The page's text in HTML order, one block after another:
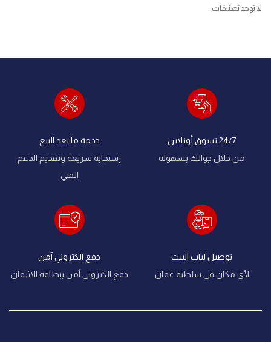
لا توجد تصنيفات
24/7 تسوق أونلاين
من خلال جوالك بسهولة
خدمة ما بعد البيع
إستجابة سريعة وتقديم الدعم
الفني
توصيل لباب البيت
لأي مكان في سلطنة عمان
دفع الكتروني آمن
دفع الكتروني آمن ببطاقة الائتمان